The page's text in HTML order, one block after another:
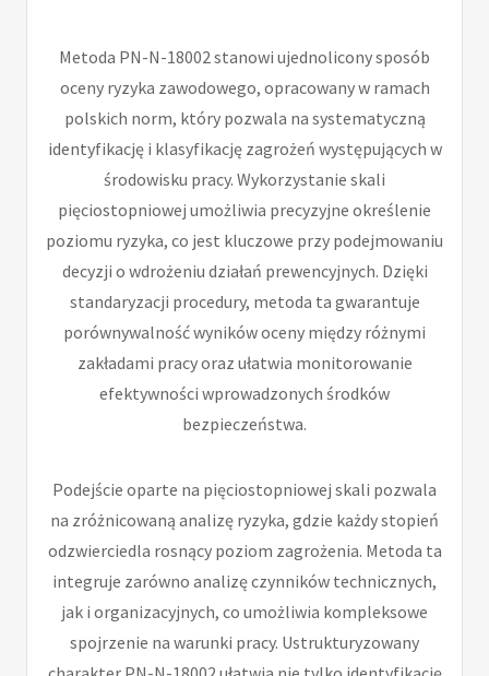
Metoda PN-N-18002 stanowi ujednolicony sposób
oceny ryzyka zawodowego, opracowany w ramach
polskich norm, który pozwala na systematyczną
identyfikację i klasyfikację zagrożeń występujących w
środowisku pracy. Wykorzystanie skali
pięciostopniowej umożliwia precyzyjne określenie
poziomu ryzyka, co jest kluczowe przy podejmowaniu
decyzji o wdrożeniu działań prewencyjnych. Dzięki
standaryzacji procedury, metoda ta gwarantuje
porównywalność wyników oceny między różnymi
zakładami pracy oraz ułatwia monitorowanie
efektywności wprowadzonych środków
bezpieczeństwa.
Podejście oparte na pięciostopniowej skali pozwala
na zróżnicowaną analizę ryzyka, gdzie każdy stopień
odzwierciedla rosnący poziom zagrożenia. Metoda ta
integruje zarówno analizę czynników technicznych,
jak i organizacyjnych, co umożliwia kompleksowe
spojrzenie na warunki pracy. Ustrukturyzowany